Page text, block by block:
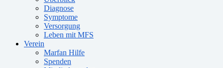
Diagnose
Symptome
Versorgung
Leben mit MFS
Verein
Marfan Hilfe
Spenden